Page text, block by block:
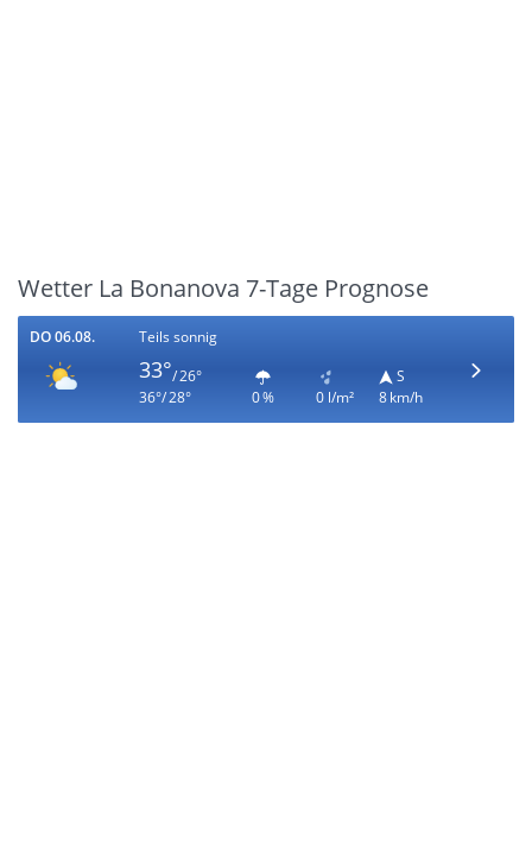
Wetter La Bonanova 7-Tage Prognose
DO 06.08. Teils sonnig
33°/ 26°
36°/ 28°
0 % 0 l/m²
S
8 km/h